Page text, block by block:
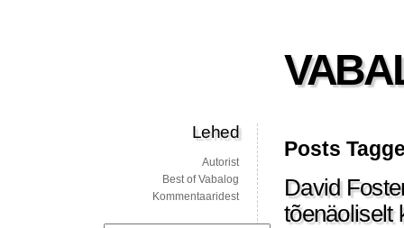
Posts
David
tõenäoliselt
Lehed
Autorist
Best of Vabalog
Kommentaaridest